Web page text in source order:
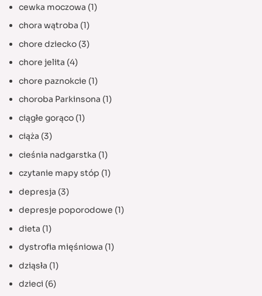
cewka moczowa (1)
chora wątroba (1)
chore dziecko(3)
chore jelita (4)
chore paznokcie (1)
choroba Parkinsona (1)
ciągłe gorąco(1)
ciąża (3)
cieśnia nadgarstka (1)
czytanie mapy stóp (1)
depresja (3)
depresje poporodowe (1)
dieta (1)
dystrofia mięśniowa (1)
dziąsła (1)
dzieci (6)